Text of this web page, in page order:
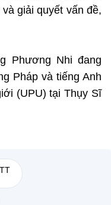
giải quyết vấn đề,
Phương Nhi đang
Pháp và tiếng Anh
(UPU) tại Thụy Sĩ